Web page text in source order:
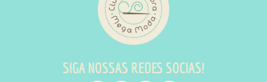
SIGA NOSSAS REDES SOCIAS!